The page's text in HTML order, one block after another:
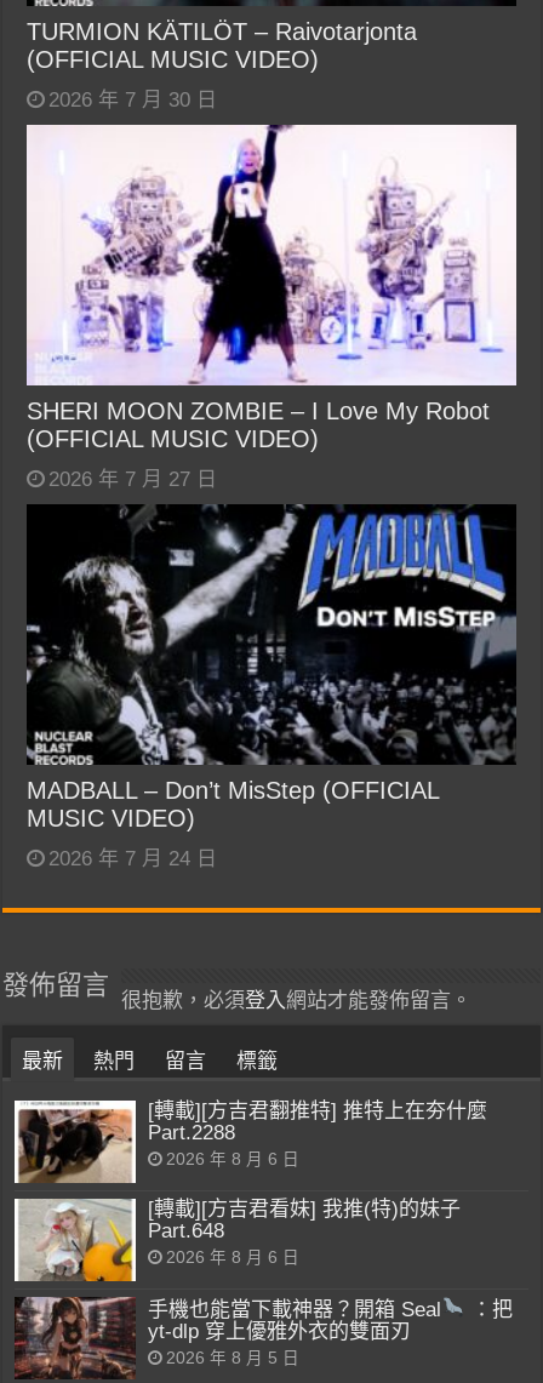
TURMION KÄTILÖT – Raivotarjonta
(OFFICIAL MUSIC VIDEO)
2026 年 7 月 30 日
SHERI MOON ZOMBIE – I Love My Robot
(OFFICIAL MUSIC VIDEO)
2026 年 7 月 27 日
MADBALL – Don’t MisStep (OFFICIAL
MUSIC VIDEO)
2026 年 7 月 24 日
發佈留言
很抱歉，必須登入網站才能發佈留言。
最新 熱門 留言 標籤
[轉載][方吉君翻推特] 推特上在夯什麼
Part.2288
2026 年 8 月 6 日
[轉載][方吉君看妹] 我推(特)的妹子
Part.648
2026 年 8 月 6 日
手機也能當下載神器？開箱 Seal
：把
yt-dlp 穿上優雅外衣的雙面刃
2026 年 8 月 5 日